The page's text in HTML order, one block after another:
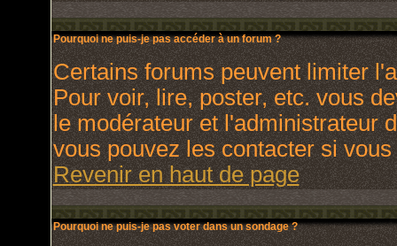
Pourquoi ne puis-je pas accéder à un forum ?
Certains forums peuvent limiter
Pour voir, lire, poster, etc. vous
le modérateur et l'administrateur
vous pouvez les contacter si
Revenir en haut de page
Pourquoi ne puis-je pas voter dans un sondage ?